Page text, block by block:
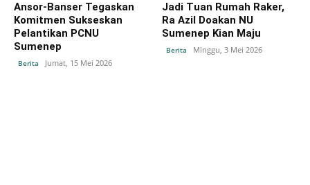
Ansor-Banser Tegaskan
Komitmen Sukseskan
Pelantikan PCNU
Sumenep
Berita Jumat, 15 Mei 2026
Jadi Tuan Rumah Raker,
Ra Azil Doakan NU
Sumenep Kian Maju
Berita Minggu, 3 Mei 2026